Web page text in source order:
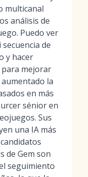
multicanal
análisis de
Puedo ver
de
y hacer
mejorar
la
en más
sénior en
Sus
una IA más
de Gem son
seguimiento